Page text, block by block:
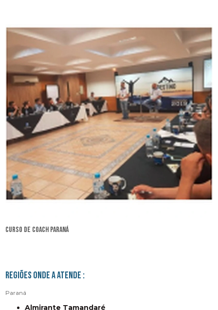
curso de coach Paraná
Regiões onde a atende :
Paraná
Almirante Tamandaré